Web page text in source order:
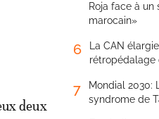
deux
Roja face à
marocain»
6
La CAN
rétropédalage
7
Mondial 2030:
syndrome de